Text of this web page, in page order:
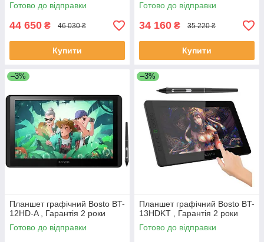
Готово до відправки
44 650 ₴ 46 030 ₴
Купити
Готово до відправки
34 160 ₴ 35 220 ₴
Купити
–3%
Планшет графічний Bosto BT-
12HD-A , Гарантія 2 роки
Готово до відправки
–3%
Планшет графічний Bosto BT-
13HDKT , Гарантія 2 роки
Готово до відправки